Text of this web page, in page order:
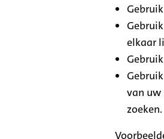
elkaar
van uw
zoeken.